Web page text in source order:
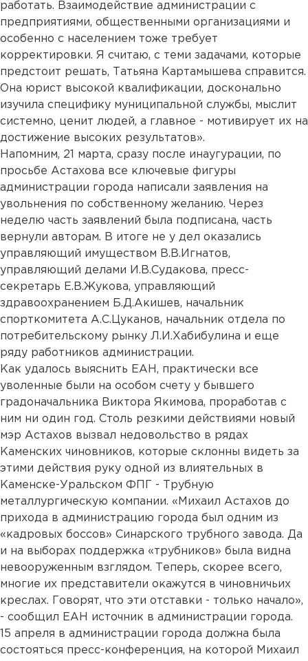
работать. Взаимодействие администрации с
предприятиями, общественными организациями и
особенно с населением тоже требует
корректировки. Я считаю, с теми задачами, которые
предстоит решать, Татьяна Картамышева справится.
Она юрист высокой квалификации, досконально
изучила специфику муниципальной службы, мыслит
системно, ценит людей, а главное - мотивирует их на
достижение высоких результатов».
Напомним, 21 марта, сразу после инаугурации, по
просьбе Астахова все ключевые фигуры
администрации города написали заявления на
увольнения по собственному желанию. Через
неделю часть заявлений была подписана, часть
вернули авторам. В итоге не у дел оказались
управляющий имуществом В.В.Игнатов,
управляющий делами И.В.Судакова, пресс-
секретарь Е.В.Жукова, управляющий
здравоохранением Б.Д.Акишев, начальник
спорткомитета А.С.Цуканов, начальник отдела по
потребительскому рынку Л.И.Хабибулина и еще
ряду работников администрации.
Как удалось выяснить ЕАН, практически все
уволенные были на особом счету у бывшего
градоначальника Виктора Якимова, проработав с
ним ни один год. Столь резкими действиями новый
мэр Астахов вызвал недовольство в рядах
Каменских чиновников, которые склонны видеть за
этими действия руку одной из влиятельных в
Каменске-Уральском ФПГ - Трубную
металлургическую компании. «Михаил Астахов до
прихода в администрацию города был одним из
«кадровых боссов» Синарского трубного завода. Да
и на выборах поддержка «трубников» была видна
невооруженным взглядом. Теперь, скорее всего,
многие их представители окажутся в чиновничьих
креслах. Говорят, что эти отставки - только начало»,
- сообщил ЕАН источник в администрации города.
15 апреля в администрации города должна была
состояться пресс-конференция, на которой Михаил